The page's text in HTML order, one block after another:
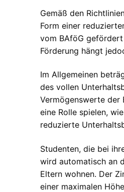
Gemäß den
Form einer
vom BAföG
Förderung hängt
Im Allgemeinen
des vollen
Vermögenswerte der
eine Rolle spielen,
reduzierte
Studenten, die bei
wird automatisch an
Eltern wohnen. Der
einer maximalen